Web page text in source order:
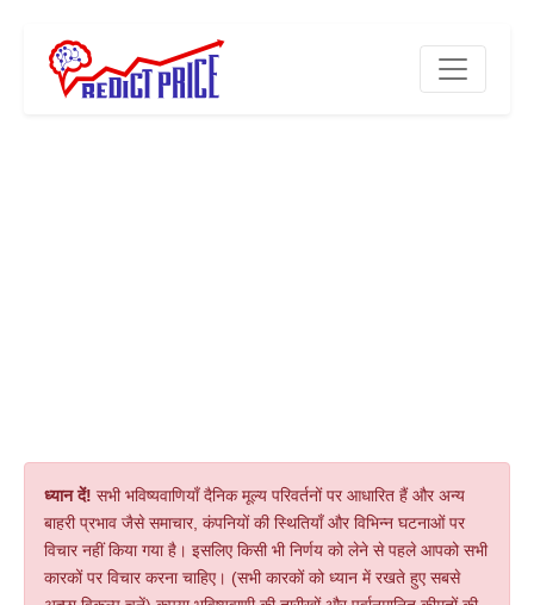
ध्यान दें! सभी भविष्यवाणियाँ दैनिक मूल्य परिवर्तनों पर आधारित हैं और अन्य
बाहरी प्रभाव जैसे समाचार, कंपनियों की स्थितियाँ और विभिन्न घटनाओं पर
विचार नहीं किया गया है। इसलिए किसी भी निर्णय को लेने से पहले आपको सभी
कारकों पर विचार करना चाहिए। (सभी कारकों को ध्यान में रखते हुए सबसे